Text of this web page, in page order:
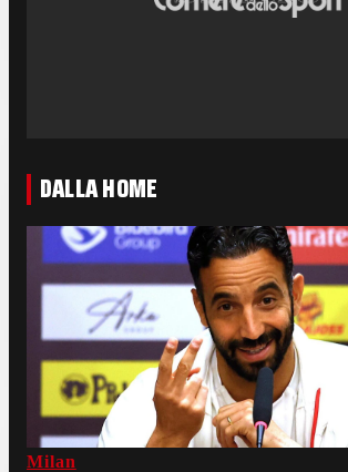
DALLA HOME
Milan